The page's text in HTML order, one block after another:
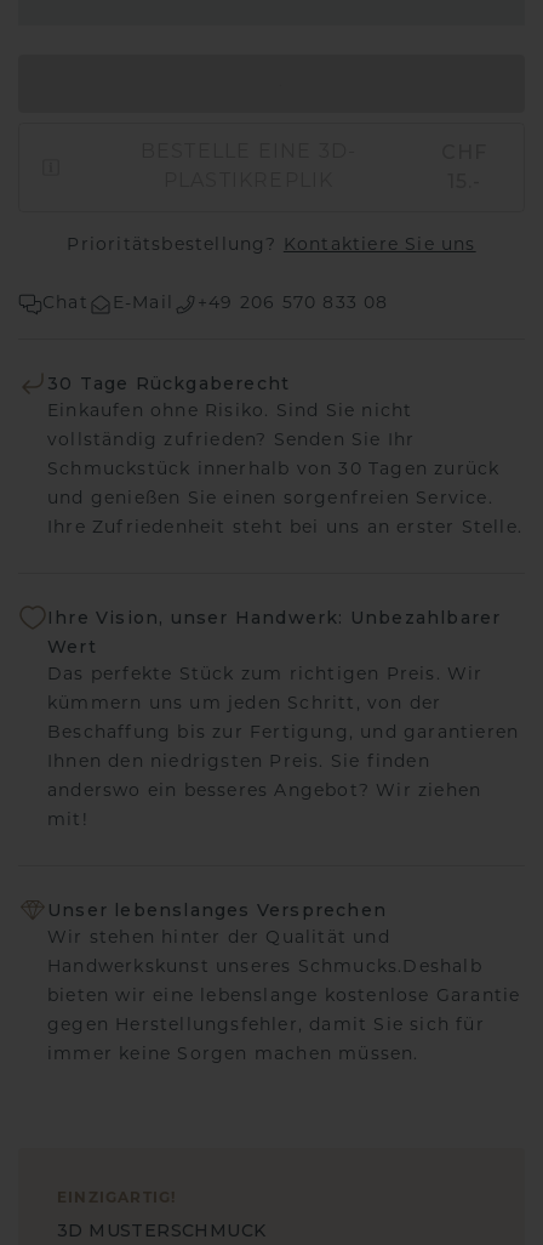
Prioritätsbestellung? Kontaktiere Sie uns
Chat E-Mail +49 206 570 833 08
30 Tage Rückgaberecht
Einkaufen ohne Risiko. Sind Sie nicht
vollständig zufrieden? Senden Sie Ihr
Schmuckstück innerhalb von 30 Tagen zurück
und genießen Sie einen sorgenfreien Service.
Ihre Zufriedenheit steht bei uns an erster Stelle.
Ihre Vision, unser Handwerk: Unbezahlbarer
Wert
Das perfekte Stück zum richtigen Preis. Wir
kümmern uns um jeden Schritt, von der
Beschaffung bis zur Fertigung, und garantieren
Ihnen den niedrigsten Preis. Sie finden
anderswo ein besseres Angebot? Wir ziehen
mit!
Unser lebenslanges Versprechen
Wir stehen hinter der Qualität und
Handwerkskunst unseres Schmucks.Deshalb
bieten wir eine lebenslange kostenlose Garantie
gegen Herstellungsfehler, damit Sie sich für
immer keine Sorgen machen müssen.
EINZIGARTIG
3D MUSTERSCHMUCK